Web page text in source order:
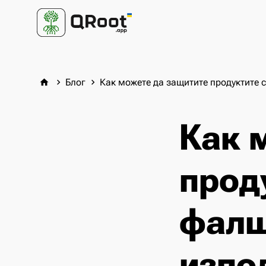
home keyboard_arrow_right Блог keyboard_arrow_right Как можете да защитите
Как